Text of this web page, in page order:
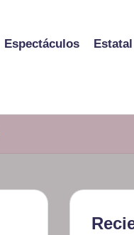
Espectáculos Estatal